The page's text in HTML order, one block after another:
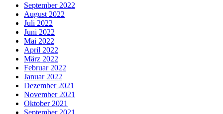
September 2022
August 2022
Juli 2022
Juni 2022
Mai 2022
April 2022
März 2022
Februar 2022
Januar 2022
Dezember 2021
November 2021
Oktober 2021
September 2021